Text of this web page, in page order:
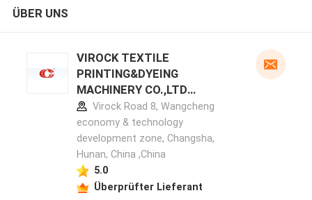
ÜBER UNS
VIROCK TEXTILE
PRINTING&DYEING
MACHINERY CO.,LTD
Herstellerprofil
Virock Road 8, Wangcheng
economy & technology
development zone, Changsha,
Hunan, China ,China
5.0
Überprüfter Lieferant